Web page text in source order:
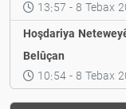
13:57 - 8 Tebax
Hoşdariya
Belûçan
10:54 - 8 Tebax